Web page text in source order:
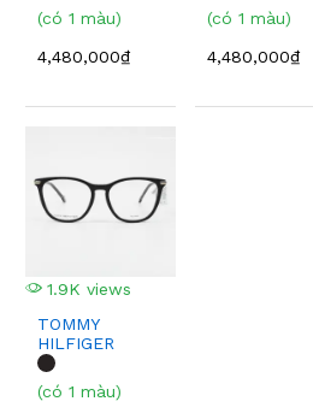
(có 1 màu)
4,480,000₫
(có 1 màu)
4,480,000₫
1.9K views
TOMMY
HILFIGER
TH1881
(có 1 màu)